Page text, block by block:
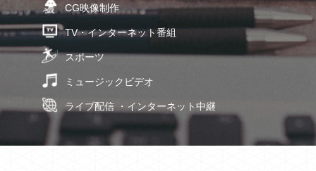
CG映像制作
TV・インターネット番組
スポーツ
ミュージックビデオ
ライブ配信 ・インターネット中継